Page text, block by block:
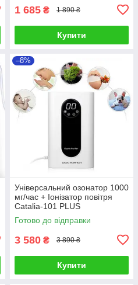
1 685 ₴ 1 890 ₴
Купити
–8%
Універсальний озонатор 1000
мг/час + Іонізатор повітря
Catalia-101 PLUS
Готово до відправки
3 580 ₴ 3 890 ₴
Купити